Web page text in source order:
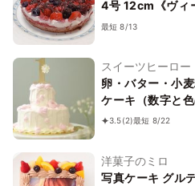
4号 12cm《ヴィ
ーガンケーキ》
最短 8/13
スイーツヒーロー
卵・バター・小
ケーキ（数字と
3.5(2)最短 8/22
洋菓子のミロ
写真ケーキ グル